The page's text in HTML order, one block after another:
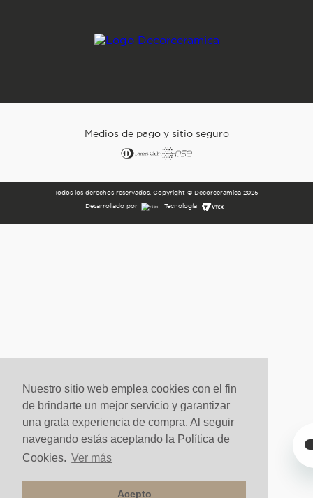
Nuestro sitio web emplea cookies con el fin
de brindarte un mejor servicio y garantizar
una grata experiencia de compra. Al seguir
navegando estás aceptando la Política de
Cookies. Ver más
Acepto
Medios de pago y sitio seguro
Todos los derechos reservados. Copyright © Decorceramica 2025
Desarrollado por
|Tecnología